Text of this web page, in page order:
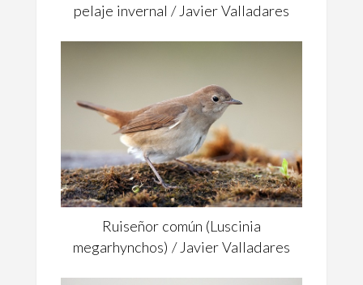
pelaje invernal / Javier Valladares
Ruiseñor común (Luscinia
megarhynchos) / Javier Valladares